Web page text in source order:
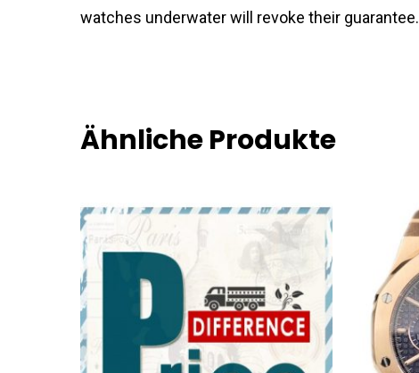
watches underwater will revoke their guarantee.
Ähnliche Produkte